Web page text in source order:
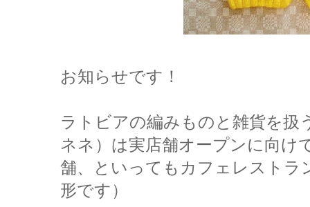
お知らせです！
ラトビアの編みものと雑貨を扱
ネネ）は実店舗オープンに向け
舗、といってもカフェレストラ
形です）